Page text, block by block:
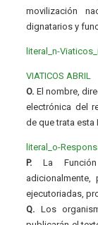
movilización
dignatarios y
literal_n-
VIATICOS ABRIL
O. El nombre,
electrónica del
de que trata esta
literal_o-
P. La
ejecutoriadas,
Q. Los